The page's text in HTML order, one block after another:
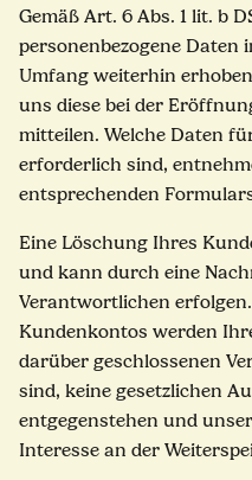
Gemäß Art. 6 Abs. 1 lit. b
personenbezogene Daten
Umfang weiterhin
uns diese bei der
mitteilen. Welche Daten
erforderlich sind,
entsprechenden
Eine Löschung Ihres
und kann durch eine
Verantwortlichen
Kundenkontos werden
darüber geschlossenen
sind, keine gesetzlichen
entgegenstehen und
Interesse an der